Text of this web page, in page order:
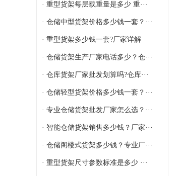
· 重型货架每层载重量是多少 重···
· 仓储中型货架价格多少钱一套？···
· 重型货架多少钱一套?厂家详解
· 仓储货架生产厂家电话多少？仓···
· 仓库货架厂家批发划算吗?仓库···
· 仓储轻型货架价格多少钱一套？···
· 专业仓储货架批发厂家怎么选？···
· 智能仓储货架销售多少钱？厂家···
· 仓储阁楼式货架多少钱？专业厂···
· 重型货架尺寸参数标准是多少 ···